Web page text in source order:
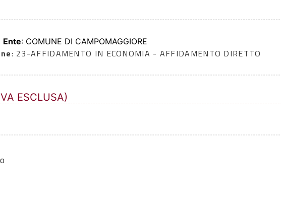
Ente: COMUNE DI CAMPOMAGGIORE
: 23-AFFIDAMENTO IN ECONOMIA - AFFIDAMENTO DIRETTO
ESCLUSA)